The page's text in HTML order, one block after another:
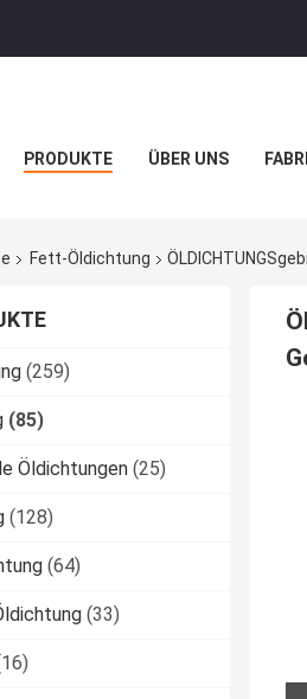
PRODUKTE ÜBER UNS
Fett-Öldichtung
(259)
(85)
Öldichtungen (25)
(128)
(64)
(33)